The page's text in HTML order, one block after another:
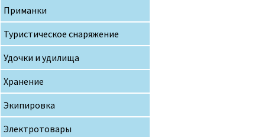
Приманки
Туристическое снаряжение
Удочки и удилища
Хранение
Экипировка
Электротовары